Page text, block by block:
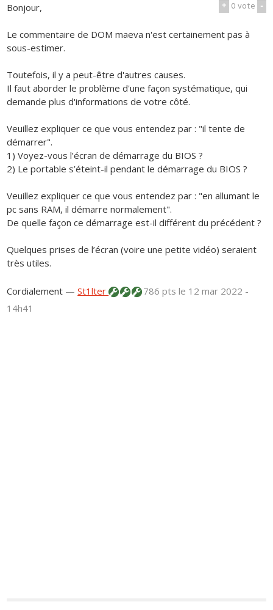
+ 0vote -
Bonjour,
Le commentaire de DOM maeva n'est certainement pas à
sous-estimer.
Toutefois, il y a peut-être d'autres causes.
Il faut aborder le problème d'une façon systématique, qui
demande plus d'informations de votre côté.
Veuillez expliquer ce que vous entendez par : "il tente de
démarrer".
1) Voyez-vous l’écran de démarrage du BIOS ?
2) Le portable s’éteint-il pendant le démarrage du BIOS ?
Veuillez expliquer ce que vous entendez par : "en allumant le
pc sans RAM, il démarre normalement".
De quelle façon ce démarrage est-il différent du précédent ?
Quelques prises de l’écran (voire une petite vidéo) seraient
très utiles.
Cordialement —St1lter 786 ptsle 12 mar 2022 -
14h41